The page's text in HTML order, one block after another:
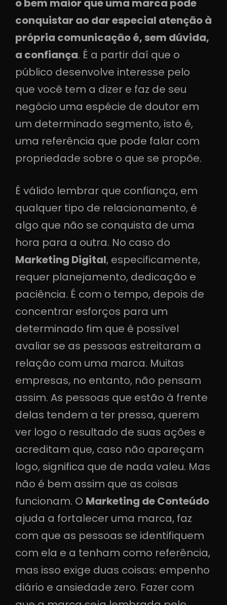
o bem maior que uma marca pode
conquistar ao dar especial atenção à
própria comunicação é, sem dúvida,
a confiança. É a partir daí que o
público desenvolve interesse pelo
que você tem a dizer e faz de seu
negócio uma espécie de doutor em
um determinado segmento, isto é,
uma referência que pode falar com
propriedade sobre o que se propõe.
É válido lembrar que confiança, em
qualquer tipo de relacionamento, é
algo que não se conquista de uma
hora para a outra. No caso do
Marketing Digital, especificamente,
requer planejamento, dedicação e
paciência. É com o tempo, depois de
concentrar esforços para um
determinado fim que é possível
avaliar se as pessoas estreitaram a
relação com uma marca. Muitas
empresas, no entanto, não pensam
assim. As pessoas que estão à frente
delas tendem a ter pressa, querem
ver logo o resultado de suas ações e
acreditam que, caso não apareçam
logo, significa que de nada valeu. Mas
não é bem assim que as coisas
funcionam. O Marketing de Conteúdo
ajuda a fortalecer uma marca, faz
com que as pessoas se identifiquem
com ela e a tenham como referência,
mas isso exige duas coisas: empenho
diário e ansiedade zero. Fazer com